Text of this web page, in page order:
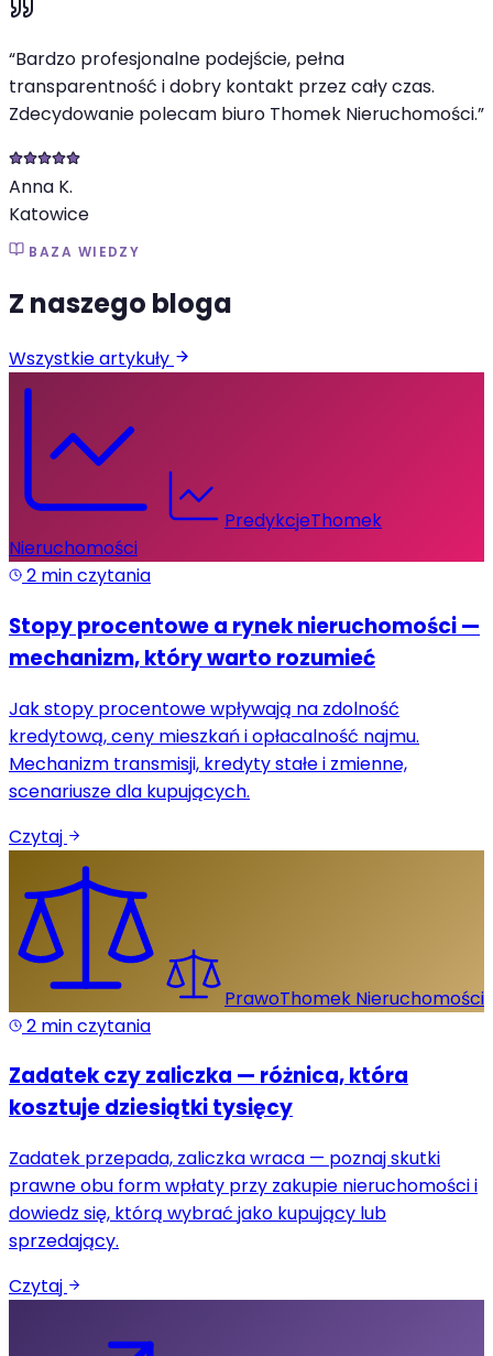
“Bardzo profesjonalne podejście, pełna
transparentność i dobry kontakt przez cały czas.
Zdecydowanie polecam biuro Thomek Nieruchomości.”
Anna K.
Katowice
BAZA WIEDZY
Z naszego bloga
Wszystkie artykuły
PredykcjeThomek
Nieruchomości
2 min czytania
Stopy procentowe a rynek nieruchomości —
mechanizm, który warto rozumieć
Jak stopy procentowe wpływają na zdolność
kredytową, ceny mieszkań i opłacalność najmu.
Mechanizm transmisji, kredyty stałe i zmienne,
scenariusze dla kupujących.
Czytaj
PrawoThomek Nieruchomości
2 min czytania
Zadatek czy zaliczka — różnica, która
kosztuje dziesiątki tysięcy
Zadatek przepada, zaliczka wraca — poznaj skutki
prawne obu form wpłaty przy zakupie nieruchomości i
dowiedz się, którą wybrać jako kupujący lub
sprzedający.
Czytaj